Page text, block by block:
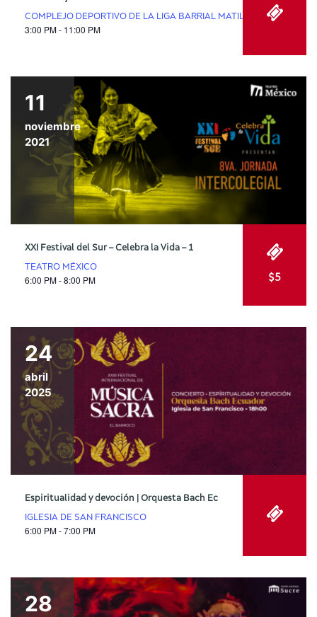
COMPLEJO DEPORTIVO DE LA LIGA BARRIAL MATILDE ÁLVAREZ
3:00 PM - 11:00 PM
11
noviembre
2021
XXI Festival del Sur – Celebra la Vida – 1
TEATRO MÉXICO
6:00 PM - 8:00 PM $5
24
abril
2025
Espiritualidad y devoción | Orquesta Bach Ec
IGLESIA DE SAN FRANCISCO
6:00 PM - 7:00 PM
28